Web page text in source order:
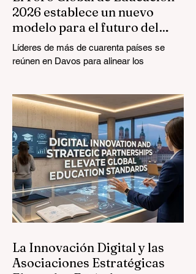
2026 establece un nuevo
modelo para el futuro del
aprendizaje
Líderes de más de cuarenta países se
reúnen en Davos para alinear los
tecnológica y el crecimiento inclusivo. El
panorama de la #EducaciónGlobal está
experimentando una transformación
monumental y sin precedentes. El 4 de
agosto de 2026, expertos internacionales,
responsables políticos e innovadores de
#EdTech convergieron en el Centro de
Congresos de Davos para abordar los
desafíos y oportunidad
La Innovación Digital y las
Asociaciones Estratégicas